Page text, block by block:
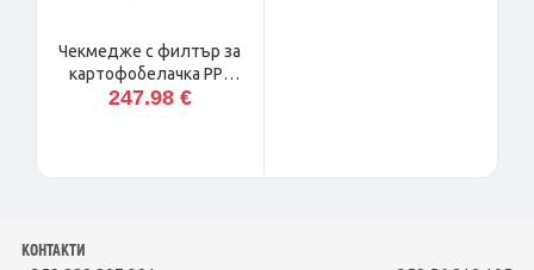
Чекмедже с филтър за
картофобелачка PPF
Fimar
247.98 €
КОНТАКТИ